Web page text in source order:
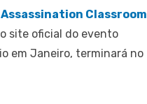
Assassination Classroom
site oficial do evento
em Janeiro, terminará no